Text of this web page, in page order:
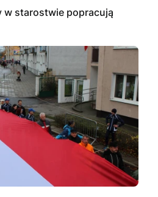
w starostwie popracują